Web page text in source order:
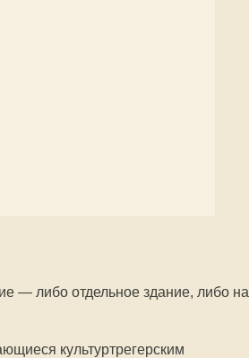
— либо отдельное здание, либо на
культуртрегерским